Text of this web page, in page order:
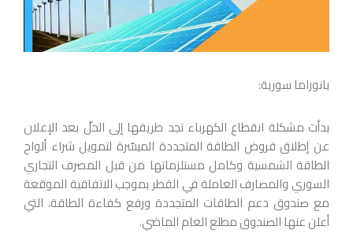
بانوراما سورية:
بدأت مشكلة انقطاع الكهرباء تجد طريقها إلى الحلّ بعد الإعلان
عن إطلاق قروض الطاقة المتجددة الميسّرة لتمويل شراء ألواح
الطاقة الشمسية وكامل مستلزماتها من قبل المصرف التجاري
السوري والمصارف العاملة في القطر بموجب الاتفاقية الموقعة
مع صندوق دعم الطاقات المتجددة ورفع كفاءة الطاقة، التي
أعلن عنها الصندوق مطلع العام الماضي.